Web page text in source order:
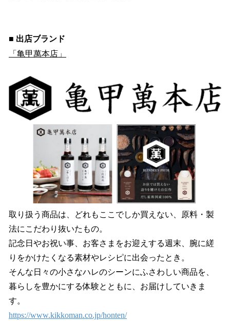
■ 出店ブランド
「亀甲萬本店」
取り扱う商品は、どれもここでしか買えない、原料・製
法にこだわり抜いたもの。
記念日やお祝い事、お客さまをお迎えする週末、腕に縒
りをかけたくなる素材やレシピに出会ったとき。
そんな日々の小さなハレのシーンにふさわしい商品を、
暮らしを豊かにする体験とともに、お届けしていきま
す。
https://www.kikkoman.co.jp/honten/